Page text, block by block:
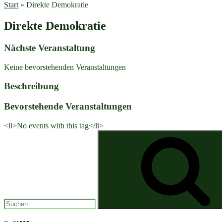
Start » Direkte Demokratie
Direkte Demokratie
Nächste Veranstaltung
Keine bevorstehenden Veranstaltungen
Beschreibung
Bevorstehende Veranstaltungen
<li>No events with this tag</li>